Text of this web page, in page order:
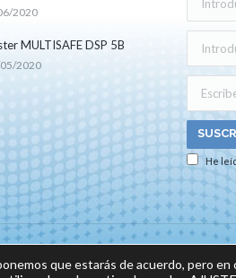
2020
MULTISAFE DSP 5B
2020
He
que estarás de acuerdo, pero